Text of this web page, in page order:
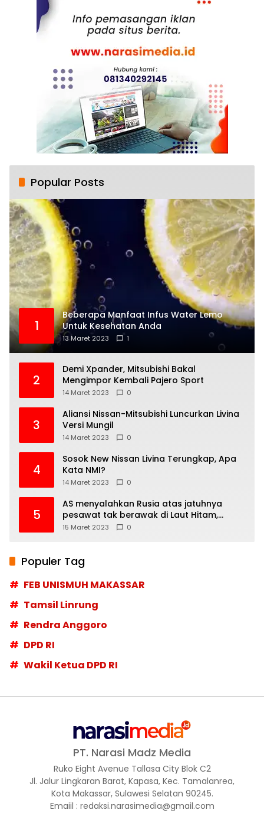
Popular Posts
1
Beberapa Manfaat Infus Water Lemo
Untuk Kesehatan Anda
13 Maret 2023 1
2
Demi Xpander, Mitsubishi Bakal
Mengimpor Kembali Pajero Sport
14 Maret 2023 0
3
Aliansi Nissan-Mitsubishi Luncurkan Livina
Versi Mungil
14 Maret 2023 0
4
Sosok New Nissan Livina Terungkap, Apa
Kata NMI?
14 Maret 2023 0
5
AS menyalahkan Rusia atas jatuhnya
pesawat tak berawak di Laut Hitam,
Moskow menyangkal
15 Maret 2023 0
Populer Tag
FEB UNISMUH MAKASSAR
Tamsil Linrung
Rendra Anggoro
DPD RI
Wakil Ketua DPD RI
PT. Narasi Madz Media
Ruko Eight Avenue Tallasa City Blok C2
Jl. Jalur Lingkaran Barat, Kapasa, Kec. Tamalanrea,
Kota Makassar, Sulawesi Selatan 90245.
Emaiil : redaksi.narasimedia@gmail.com